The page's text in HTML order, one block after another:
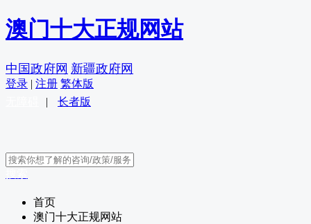
澳门十大正规网站
中国政府网 新疆政府网
登录 | 注册 繁体版
| 长者版
首页
澳门十大正规网站